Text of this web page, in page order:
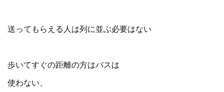
送ってもらえる人は列に並ぶ必要はない
歩いてすぐの距離の方はバスは
使わない、